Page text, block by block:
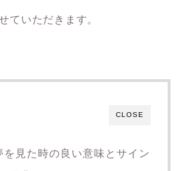
ていただきます。
CLOSE
を見た時の良い意味とサイン